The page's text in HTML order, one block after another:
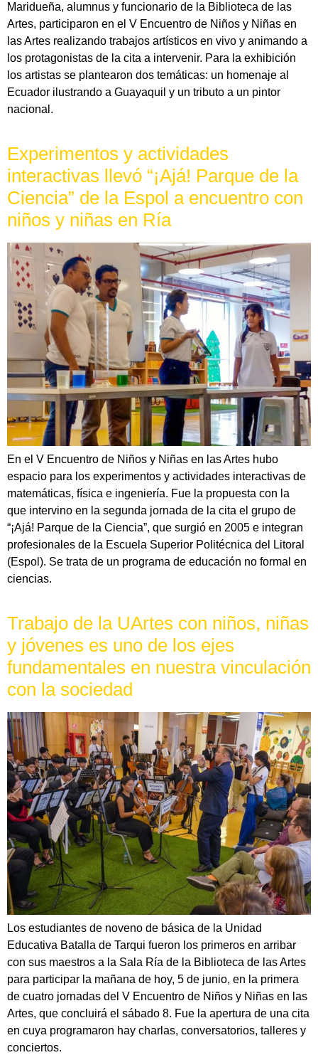
Maridueña, alumnus y funcionario de la Biblioteca de las
Artes, participaron en el V Encuentro de Niños y Niñas en
las Artes realizando trabajos artísticos en vivo y animando a
los protagonistas de la cita a intervenir. Para la exhibición
los artistas se plantearon dos temáticas: un homenaje al
Ecuador ilustrando a Guayaquil y un tributo a un pintor
nacional.
Experimentos y actividades
interactivas llevó “¡Ajá! Parque de la
Ciencia” de la Espol a encuentro con
niños y niñas en Ría
En el V Encuentro de Niños y Niñas en las Artes hubo
espacio para los experimentos y actividades interactivas de
matemáticas, física e ingeniería. Fue la propuesta con la
que intervino en la segunda jornada de la cita el grupo de
“¡Ajá! Parque de la Ciencia”, que surgió en 2005 e integran
profesionales de la Escuela Superior Politécnica del Litoral
(Espol). Se trata de un programa de educación no formal en
ciencias.
Trabajo de la UArtes con niños, niñas
y jóvenes es uno de los ejes
fundamentales en nuestra vinculación
con la sociedad
Los estudiantes de noveno de básica de la Unidad
Educativa Batalla de Tarqui fueron los primeros en arribar
con sus maestros a la Sala Ría de la Biblioteca de las Artes
para participar la mañana de hoy, 5 de junio, en la primera
de cuatro jornadas del V Encuentro de Niños y Niñas en las
Artes, que concluirá el sábado 8. Fue la apertura de una cita
en cuya programaron hay charlas, conversatorios, talleres y
conciertos.